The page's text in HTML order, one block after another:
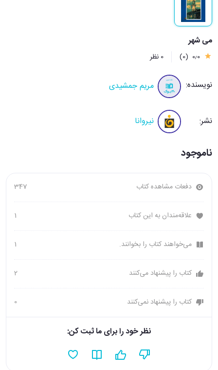
می شهر
0٫0 (0) 0 نظر
نویسنده: مریم جمشیدی
نشر: نیروانا
ناموجود
دفعات مشاهده کتاب 347
علاقه‌مندان به این کتاب 1
می‌خواهند کتاب را بخوانند. 1
کتاب را پیشنهاد می‌کنند 2
کتاب را پیشنهاد نمی‌کنند 0
نظر خود را برای ما ثبت کن: